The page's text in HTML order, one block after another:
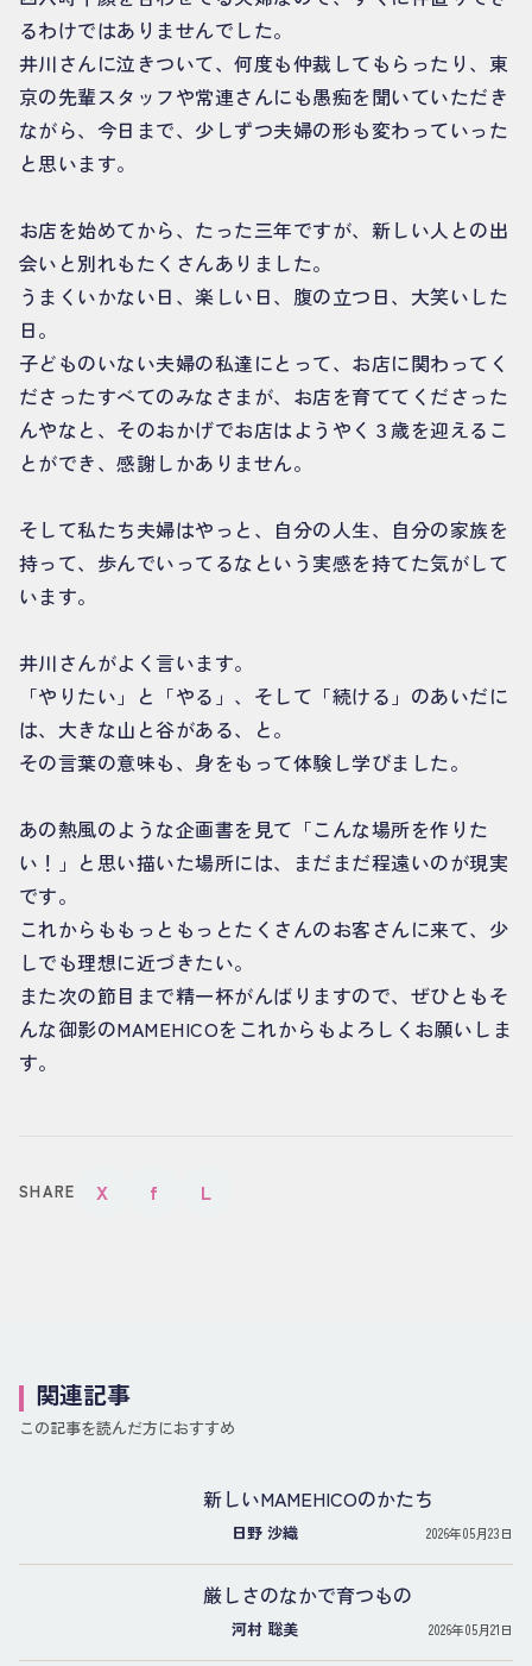
るわけではありませんでした。
井川さんに泣きついて、何度も仲裁してもらったり、東
京の先輩スタッフや常連さんにも愚痴を聞いていただき
ながら、今日まで、少しずつ夫婦の形も変わっていった
と思います。
お店を始めてから、たった三年ですが、新しい人との出
会いと別れもたくさんありました。
うまくいかない日、楽しい日、腹の立つ日、大笑いした
日。
子どものいない夫婦の私達にとって、お店に関わってく
ださったすべてのみなさまが、お店を育ててくださった
んやなと、そのおかげでお店はようやく３歳を迎えるこ
とができ、感謝しかありません。
そして私たち夫婦はやっと、自分の人生、自分の家族を
持って、歩んでいってるなという実感を持てた気がして
います。
井川さんがよく言います。
「やりたい」と「やる」、そして「続ける」のあいだに
は、大きな山と谷がある、と。
その言葉の意味も、身をもって体験し学びました。
あの熱風のような企画書を見て「こんな場所を作りた
い！」と思い描いた場所には、まだまだ程遠いのが現実
です。
これからももっともっとたくさんのお客さんに来て、少
しでも理想に近づきたい。
また次の節目まで精一杯がんばりますので、ぜひともそ
んな御影のMAMEHICOをこれからもよろしくお願いしま
す。
SHARE X f L
関連記事
この記事を読んだ方におすすめ
新しいMAMEHICOのかたち
日野 沙織 2026年05月23日
厳しさのなかで育つもの
河村 聡美 2026年05月21日